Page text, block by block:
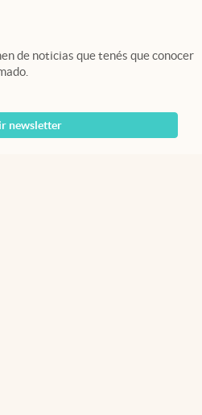
de noticias que tenés que conocer
newsletter